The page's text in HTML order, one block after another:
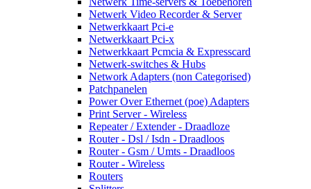
Netwerk Video Recorder & Server
Netwerkkaart Pci-e
Netwerkkaart Pci-x
Netwerkkaart Pcmcia & Expresscard
Netwerk-switches & Hubs
Network Adapters (non Categorised)
Patchpanelen
Power Over Ethernet (poe) Adapters
Print Server - Wireless
Repeater / Extender - Draadloze
Router - Dsl / Isdn - Draadloos
Router - Gsm / Umts - Draadloos
Router - Wireless
Routers